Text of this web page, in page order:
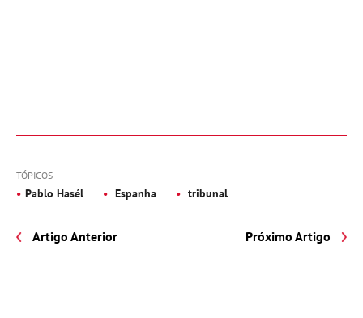
TÓPICOS
Pablo Hasél Espanha tribunal
Artigo Anterior Próximo Artigo